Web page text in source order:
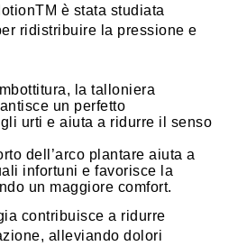
è stata studiata
ridistribuire la pressione e
la talloniera
un perfetto
urti e aiuta a ridurre il senso
dell’arco plantare aiuta a
infortuni e favorisce la
un maggiore comfort.
contribuisce a ridurre
alleviando dolori